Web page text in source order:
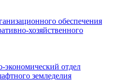
обеспечения
хозяйственного
экономический отдел
земледелия